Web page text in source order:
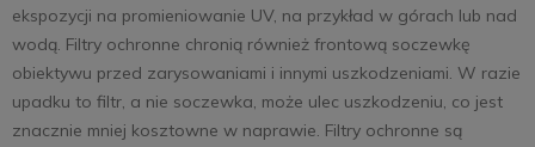
ekspozycji na promieniowanie UV, na przykład w górach lub nad
wodą. Filtry ochronne chronią również frontową soczewkę
obiektywu przed zarysowaniami i innymi uszkodzeniami. W razie
upadku to filtr, a nie soczewka, może ulec uszkodzeniu, co jest
znacznie mniej kosztowne w naprawie. Filtry ochronne są